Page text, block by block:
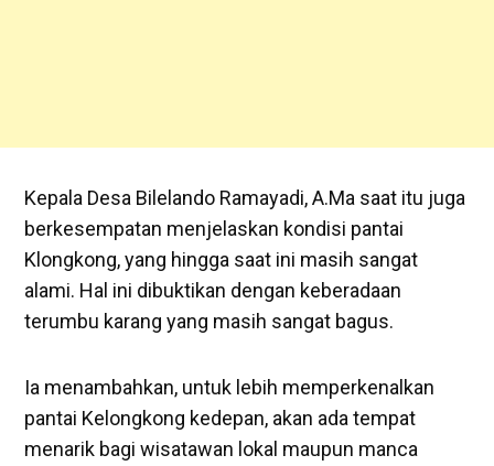
Kepala Desa Bilelando Ramayadi, A.Ma saat itu juga
berkesempatan menjelaskan kondisi pantai
Klongkong, yang hingga saat ini masih sangat
alami. Hal ini dibuktikan dengan keberadaan
terumbu karang yang masih sangat bagus.
Ia menambahkan, untuk lebih memperkenalkan
pantai Kelongkong kedepan, akan ada tempat
menarik bagi wisatawan lokal maupun manca